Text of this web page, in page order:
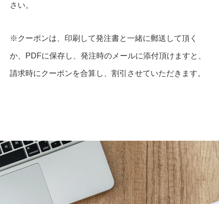
さい。
※クーポンは、印刷して発注書と一緒に郵送して頂く
か、PDFに保存し、発注時のメールに添付頂けますと、
請求時にクーポンを合算し、割引させていただきます。